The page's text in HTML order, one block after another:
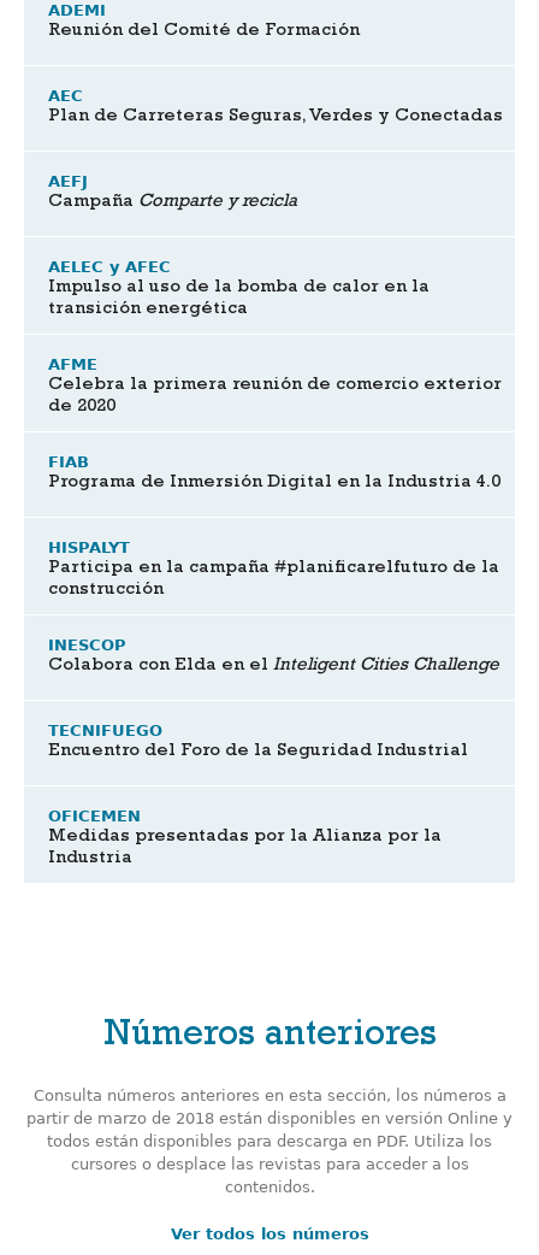
ADEMI
Reunión del Comité de Formación
AEC
Plan de Carreteras Seguras, Verdes y Conectadas
AEFJ
Campaña Comparte y recicla
AELEC y AFEC
Impulso al uso de la bomba de calor en la
transición energética
AFME
Celebra la primera reunión de comercio exterior
de 2020
FIAB
Programa de Inmersión Digital en la Industria 4.0
HISPALYT
Participa en la campaña #planificarelfuturo de la
construcción
INESCOP
Colabora con Elda en el Inteligent Cities Challenge
TECNIFUEGO
Encuentro del Foro de la Seguridad Industrial
OFICEMEN
Medidas presentadas por la Alianza por la
Industria
Números anteriores
Consulta números anteriores en esta sección, los números a
partir de marzo de 2018 están disponibles en versión Online y
todos están disponibles para descarga en PDF. Utiliza los
cursores o desplace las revistas para acceder a los
contenidos.
Ver todos los números